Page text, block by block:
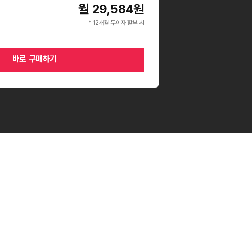
월 29,584원
* 12개월 무이자 할부 시
바로 구매하기